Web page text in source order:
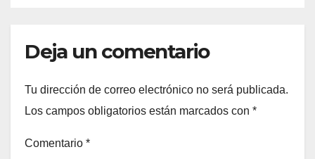
Deja un comentario
Tu dirección de correo electrónico no será publicada.
Los campos obligatorios están marcados con *
Comentario *